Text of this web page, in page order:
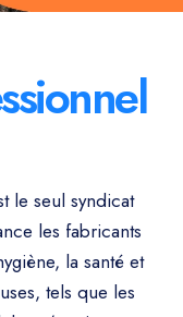
le seul syndicat
les fabricants
la santé et
tels que les